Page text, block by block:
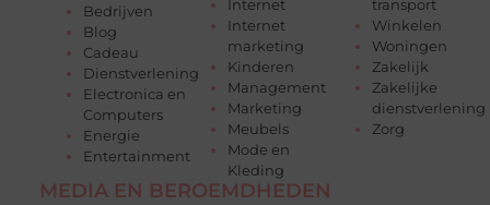
Bedrijven
Blog
Cadeau
Dienstverlening
Electronica en
Computers
Energie
Entertainment
Internet
Internet
marketing
Kinderen
Management
Marketing
Meubels
Mode en
Kleding
transport
Winkelen
Woningen
Zakelijk
Zakelijke
dienstverlening
Zorg
MEDIA EN BEROEMDHEDEN